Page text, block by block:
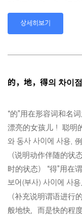
상세히보기
的，地，得의 차이점
“的”用在形容词和名
漂亮的女孩儿！ 聪明
와 동사 사이에 사용.
（说明动作伴随的状
时的状态） “得”用在
보어(부사) 사이에 사
（补充说明谓语进行
般地快，而是快的程